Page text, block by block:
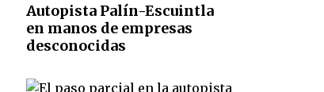
Autopista Palín-Escuintla
en manos de empresas
desconocidas